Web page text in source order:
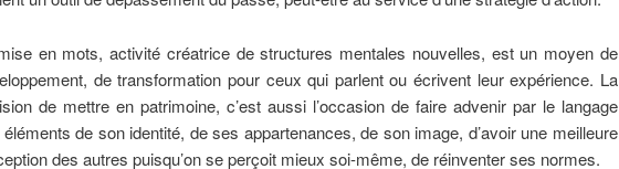
en mots, activité créatrice de structures mentales nouvelles, est un moyen de
de transformation pour ceux qui parlent ou écrivent leur expérience. La
de mettre en patrimoine, c’est aussi l’occasion de faire advenir par le langage
de son identité, de ses appartenances, de son image, d’avoir une meilleure
des autres puisqu’on se perçoit mieux soi-même, de réinventer ses normes.